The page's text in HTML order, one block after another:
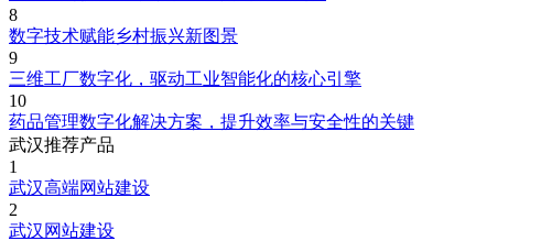
8
数字技术赋能乡村振兴新图景
9
三维工厂数字化，驱动工业智能化的核心引擎
10
药品管理数字化解决方案，提升效率与安全性的关键
武汉推荐产品
1
武汉高端网站建设
2
武汉网站建设